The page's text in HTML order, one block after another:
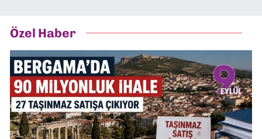
Özel Haber